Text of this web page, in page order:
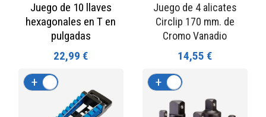
Juego de 10 llaves
hexagonales en T en
pulgadas
22,99 €
Juego de 4 alicates
Circlip 170 mm. de
Cromo Vanadio
14,55 €
+ +